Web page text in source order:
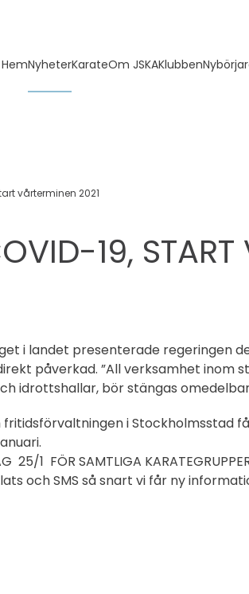
HemNyheterKarateOm JSKAKlubben
vårterminen 2021
19, START
i landet presenterade regeringen
påverkad. ”All verksamhet inom
idrottshallar, bör stängas
fritidsförvaltningen i Stockholmsstad
25/1 FÖR SAMTLIGA
och SMS så snart vi får ny